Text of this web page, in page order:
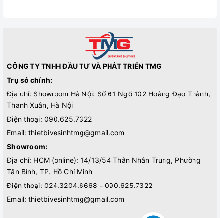
CÔNG TY TNHH ĐẦU TƯ VÀ PHÁT TRIỂN TMG
Trụ sở chính:
Địa chỉ: Showroom Hà Nội: Số 61 Ngõ 102 Hoàng Đạo Thành,
Thanh Xuân, Hà Nội
Điện thoại: 090.625.7322
Email: thietbivesinhtmg@gmail.com
Showroom:
Địa chỉ: HCM (online): 14/13/54 Thân Nhân Trung, Phường
Tân Bình, TP. Hồ Chí Minh
Điện thoại: 024.3204.6668 - 090.625.7322
Email: thietbivesinhtmg@gmail.com